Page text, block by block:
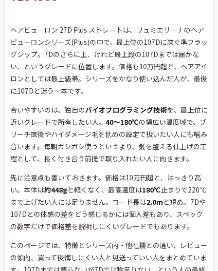
ヘアビューロン 27D Plus ストレートは、リュミエリーナのヘア
ビューロンシリーズ(Plus)の中で、最上位の107Dに次ぐ準フラッ
グシップ。7Dのさらに上、けれど最上段の107Dまでは届かな
い、というグレードに位置します。価格も10万円超と、ヘアアイ
ロンとしては最上級帯。シリーズをかなり使い込んだ人が、最後
に107Dと迷う一本です。
合いやすいのは、独自のバイオプログラミング技術を、最上位に
近いグレードで所有したい人。 40〜180℃の幅広い温度域で、ブ
リーチ直後やハイダメージ毛を低めの設定で扱いたい人にも噛み
合います。毎朝ガシガシ使うというより、髪を整える仕上げの工
程として、長く付き合う前提で取り入れたい人に向きます。
先に注意点も書いておきます。価格は10万円超と、はっきり高
い。本体は約448gと軽くなく、最高温度は180℃止まりで220℃
まで上げたい人には足りません。コード長は2.0mと短め。7Dや
107Dとの体感の差をどう感じるかには個人差もあり、スペック
の数字だけで価格差を説明しにくいグレードでもあります。
このページでは、特徴とシリーズ内・他社機との違い、レビュー
の傾向、買って後悔しにくい人と見送っていい人をまとめていま